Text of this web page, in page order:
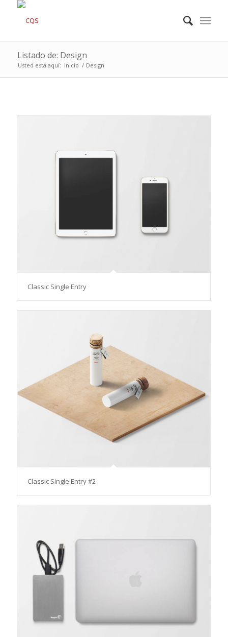
Listado de: Design
Usted está aquí: Inicio / Design
Classic Single Entry
Classic Single Entry #2